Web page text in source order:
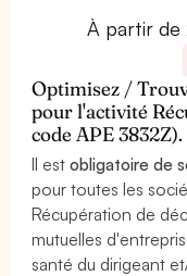
À partir de
Optimisez /
pour l'activité
code APE 3832Z).
Il estobligatoire de
pour toutes les
Récupération de
mutuelles
santé du dirigeant